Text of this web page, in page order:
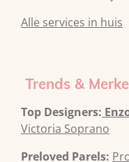
Alle services in huis
Trends &
Top Designers:
Victoria Soprano
Preloved Parels: